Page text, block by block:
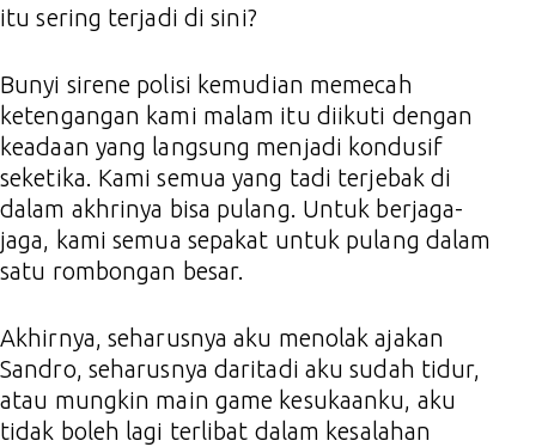
itu sering terjadi di sini?
Bunyi sirene polisi kemudian memecah
ketengangan kami malam itu diikuti dengan
keadaan yang langsung menjadi kondusif
seketika. Kami semua yang tadi terjebak di
dalam akhrinya bisa pulang. Untuk berjaga-
jaga, kami semua sepakat untuk pulang dalam
satu rombongan besar.
Akhirnya, seharusnya aku menolak ajakan
Sandro, seharusnya daritadi aku sudah tidur,
atau mungkin main game kesukaanku, aku
tidak boleh lagi terlibat dalam kesalahan